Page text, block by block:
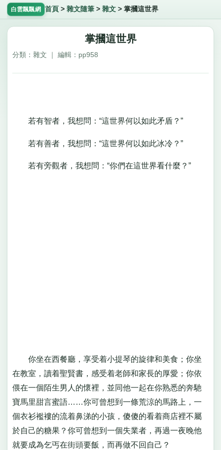
白雲飄飄網 首頁 > 雜文隨筆> 雜文> 掌摑這世界
掌摑這世界
分類：雜文 ｜ 編輯：pp958
若有智者，我想問：“這世界何以如此矛盾？”
若有善者，我想問：“這世界何以如此冰冷？”
若有旁觀者，我想問：“你們在這世界看什麼？”
你坐在西餐廳，享受着小提琴的旋律和美食；你坐
在教室，讀着聖賢書，感受着老師和家長的厚愛；你依
偎在一個陌生男人的懷裡，並同他一起在你熟悉的奔馳
寶馬里甜言蜜語……你可曾想到一條荒涼的馬路上，一
個衣衫襤褸的流着鼻涕的小孩，傻傻的看着商店裡不屬
於自己的糖果？你可曾想到一個失業者，再過一夜晚他
就要成為乞丐在街頭要飯，而再做不回自己？